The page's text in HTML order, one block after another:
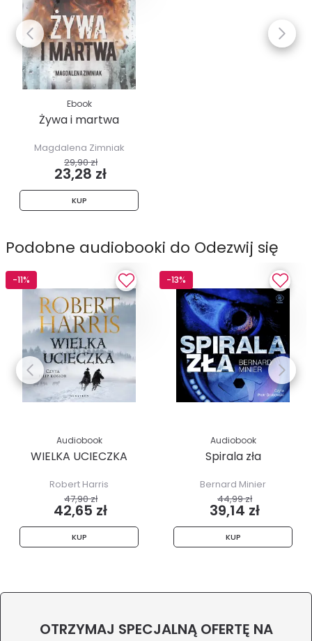
Ebook
Żywa i martwa
Magdalena Zimniak
29,90 zł
23,28 zł
KUP
Podobne audiobooki do Odezwij się
-11%
Audiobook
WIELKA UCIECZKA
Robert Harris
47,90 zł
42,65 zł
KUP
-13%
Audiobook
Spirala zła
Bernard Minier
44,99 zł
39,14 zł
KUP
OTRZYMAJ SPECJALNĄ OFERTĘ NA